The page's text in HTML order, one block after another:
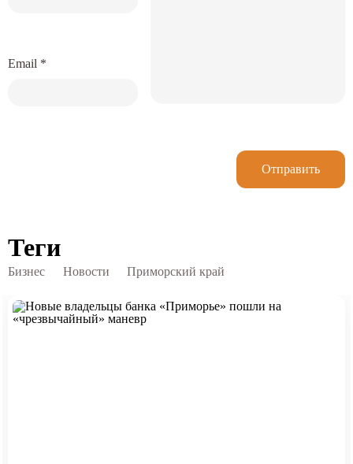
Email *
Отправить
Теги
Бизнес Новости Приморский край